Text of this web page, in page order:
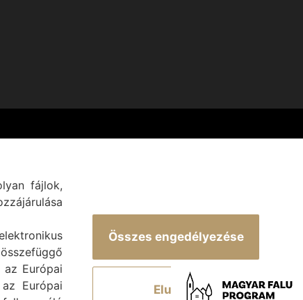
fájlok,
az Európai
Európai
Összes engedélyezése
Elutasít